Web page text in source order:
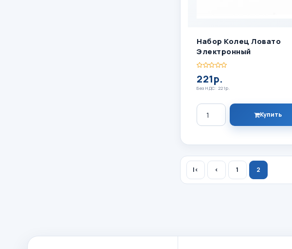
Набор Колец Ловато
Электронный
221р.
Без НДС: 221р.
Количество
Купить
|< < 1 2